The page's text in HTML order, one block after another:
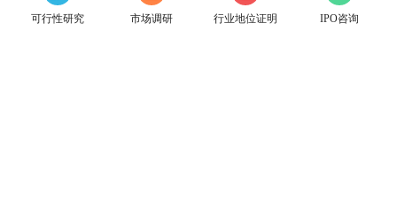
可行性研究 市场调研 行业地位证明 IPO咨询